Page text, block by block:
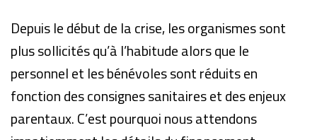
Depuis le début de la crise, les organismes sont
plus sollicités qu’à l’habitude alors que le
personnel et les bénévoles sont réduits en
fonction des consignes sanitaires et des enjeux
parentaux. C’est pourquoi nous attendons